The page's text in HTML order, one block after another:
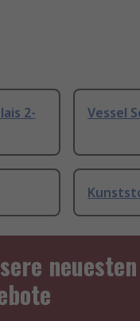
2-
Vessel
neuesten